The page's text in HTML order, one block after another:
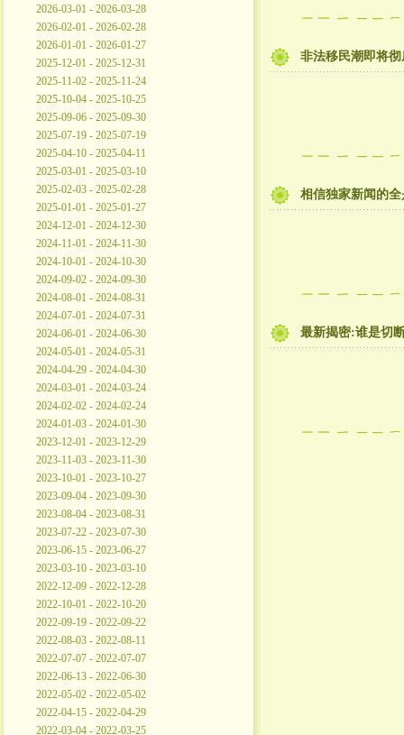
2026-03-01 - 2026-03-28
2026-02-01 - 2026-02-28
2026-01-01 - 2026-01-27
2025-12-01 - 2025-12-31
2025-11-02 - 2025-11-24
2025-10-04 - 2025-10-25
2025-09-06 - 2025-09-30
2025-07-19 - 2025-07-19
2025-04-10 - 2025-04-11
2025-03-01 - 2025-03-10
2025-02-03 - 2025-02-28
2025-01-01 - 2025-01-27
2024-12-01 - 2024-12-30
2024-11-01 - 2024-11-30
2024-10-01 - 2024-10-30
2024-09-02 - 2024-09-30
2024-08-01 - 2024-08-31
2024-07-01 - 2024-07-31
2024-06-01 - 2024-06-30
2024-05-01 - 2024-05-31
2024-04-29 - 2024-04-30
2024-03-01 - 2024-03-24
2024-02-02 - 2024-02-24
2024-01-03 - 2024-01-30
2023-12-01 - 2023-12-29
2023-11-03 - 2023-11-30
2023-10-01 - 2023-10-27
2023-09-04 - 2023-09-30
2023-08-04 - 2023-08-31
2023-07-22 - 2023-07-30
2023-06-15 - 2023-06-27
2023-03-10 - 2023-03-10
2022-12-09 - 2022-12-28
2022-10-01 - 2022-10-20
2022-09-19 - 2022-09-22
2022-08-03 - 2022-08-11
2022-07-07 - 2022-07-07
2022-06-13 - 2022-06-30
2022-05-02 - 2022-05-02
2022-04-15 - 2022-04-29
2022-03-04 - 2022-03-25
非法移民潮即将
相信独家新闻的
最新揭密:谁是切